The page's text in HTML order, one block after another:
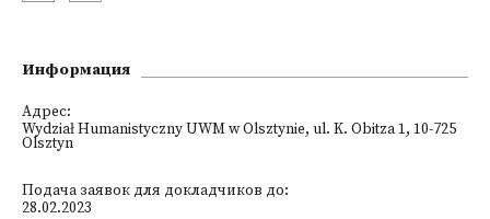
Информация
Адрес:
Wydział Humanistyczny UWM w Olsztynie, ul. K. Obitza 1, 10-725
Olsztyn
Подача заявок для докладчиков до:
28.02.2023